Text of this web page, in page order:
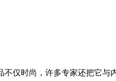
仅时尚，许多专家还把它与